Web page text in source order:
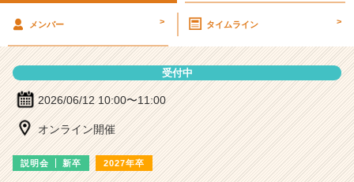
ネ
の
会
詳
メンバー > タイムライン >
受付中
2026/06/12 10:00〜11:00
オンライン開催
説明会 新卒 2027年卒